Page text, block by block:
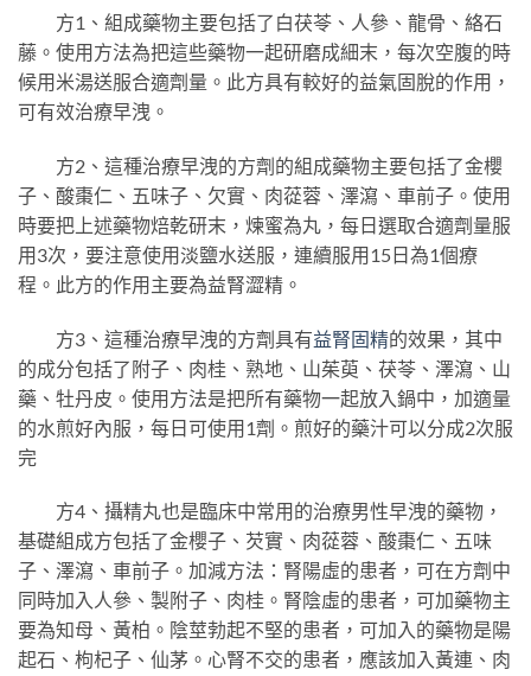
方1、組成藥物主要包括了白茯苓、人參、龍骨、絡石
藤。使用方法為把這些藥物一起研磨成細末，每次空腹的時
候用米湯送服合適劑量。此方具有較好的益氣固脫的作用，
可有效治療早洩。
方2、這種治療早洩的方劑的組成藥物主要包括了金櫻
子、酸棗仁、五味子、欠實、肉蓯蓉、澤瀉、車前子。使用
時要把上述藥物焙乾研末，煉蜜為丸，每日選取合適劑量服
用3次，要注意使用淡鹽水送服，連續服用15日為1個療
程。此方的作用主要為益腎澀精。
方3、這種治療早洩的方劑具有益腎固精的效果，其中
的成分包括了附子、肉桂、熟地、山茱萸、茯苓、澤瀉、山
藥、牡丹皮。使用方法是把所有藥物一起放入鍋中，加適量
的水煎好內服，每日可使用1劑。煎好的藥汁可以分成2次服
完
方4、攝精丸也是臨床中常用的治療男性早洩的藥物，
基礎組成方包括了金櫻子、芡實、肉蓯蓉、酸棗仁、五味
子、澤瀉、車前子。加減方法：腎陽虛的患者，可在方劑中
同時加入人參、製附子、肉桂。腎陰虛的患者，可加藥物主
要為知母、黃柏。陰莖勃起不堅的患者，可加入的藥物是陽
起石、枸杞子、仙茅。心腎不交的患者，應該加入黃連、肉